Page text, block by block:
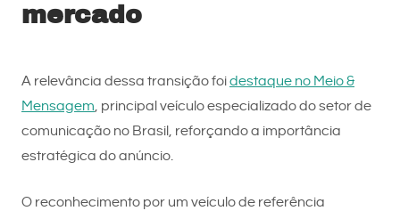
mercado
A relevância dessa transição foidestaque no Meio &
Mensagem, principal veículo especializado do setor de
comunicação no Brasil, reforçando a importância
estratégica do anúncio.
O reconhecimento por um veículo de referência